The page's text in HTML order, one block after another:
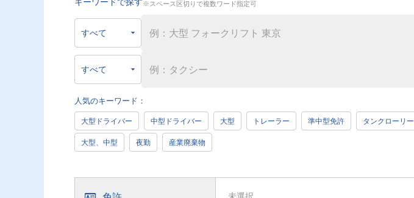
※スペース区切りで複数ワード指定可
人気のキーワード：
大型ドライバー 中型ドライバー 大型 トレーラー 準中型免許 タンクローリー
大型、中型 夜勤 産業廃棄物